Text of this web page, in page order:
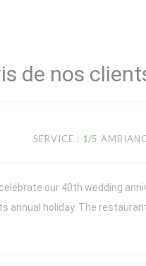
de nos
SERVICE : 1/5
our 40th wedding
annual holiday. The